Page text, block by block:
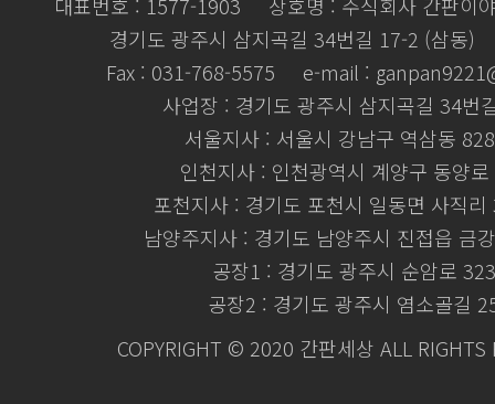
경기도 광주시 삼지곡길 34번길 17-2 (삼동)
Fax : 031-768-5575
e-mail :
사업장 : 경기도 광주시 삼지곡길 34번
서울지사 : 서울시 강남구 역삼동
인천지사 : 인천광역시 계양구 동양
포천지사 : 경기도 포천시 일동면 사직
남양주지사 : 경기도 남양주시 진접읍 금
공장1 : 경기도 광주시 순암로 323
공장2 : 경기도 광주시 염소골길
COPYRIGHT © 2020 간판세상 ALL RIGHTS